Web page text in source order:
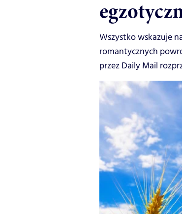
Wszystko wskazuje
romantycznych
przez Daily Mail